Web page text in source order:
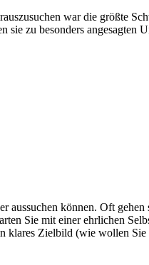
war die größte
sie zu besonders angesagten
können. Oft gehen
Sie mit einer ehrlichen
klares Zielbild (wie wollen